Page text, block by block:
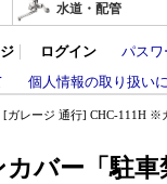
水道・配管
ログイン
パスワ
個人情報の取り扱い
[ガレージ 通行] CHC-111H ※
カバー「駐